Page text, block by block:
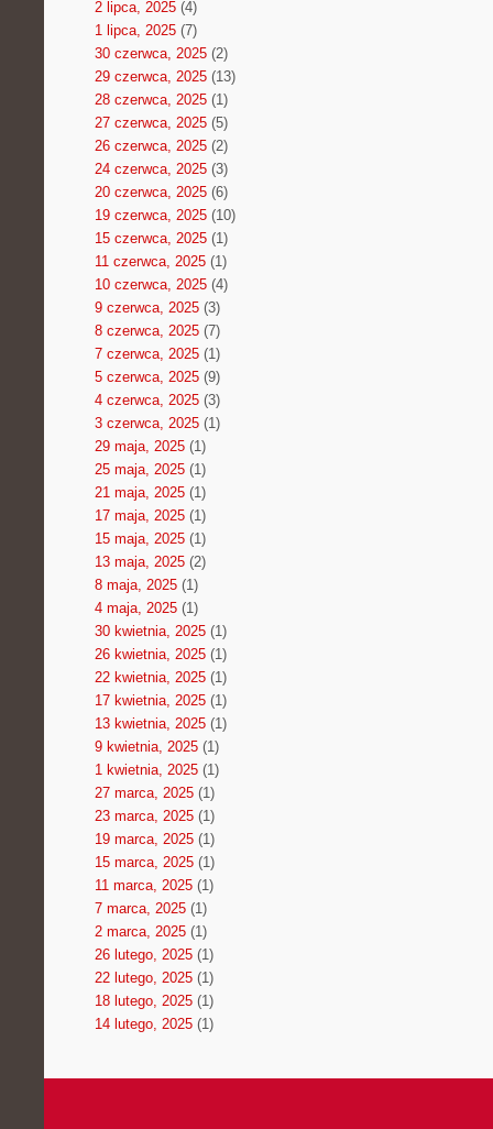
2 lipca, 2025(4)
1 lipca, 2025(7)
30 czerwca, 2025(2)
29 czerwca, 2025(13)
28 czerwca, 2025(1)
27 czerwca, 2025(5)
26 czerwca, 2025(2)
24 czerwca, 2025(3)
20 czerwca, 2025(6)
19 czerwca, 2025(10)
15 czerwca, 2025(1)
11 czerwca, 2025(1)
10 czerwca, 2025(4)
9 czerwca, 2025(3)
8 czerwca, 2025(7)
7 czerwca, 2025(1)
5 czerwca, 2025(9)
4 czerwca, 2025(3)
3 czerwca, 2025(1)
29 maja, 2025(1)
25 maja, 2025(1)
21 maja, 2025(1)
17 maja, 2025(1)
15 maja, 2025(1)
13 maja, 2025(2)
8 maja, 2025(1)
4 maja, 2025(1)
30 kwietnia, 2025(1)
26 kwietnia, 2025(1)
22 kwietnia, 2025(1)
17 kwietnia, 2025(1)
13 kwietnia, 2025(1)
9 kwietnia, 2025(1)
1 kwietnia, 2025(1)
27 marca, 2025(1)
23 marca, 2025(1)
19 marca, 2025(1)
15 marca, 2025(1)
11 marca, 2025(1)
7 marca, 2025(1)
2 marca, 2025(1)
26 lutego, 2025(1)
22 lutego, 2025(1)
18 lutego, 2025(1)
14 lutego, 2025(1)